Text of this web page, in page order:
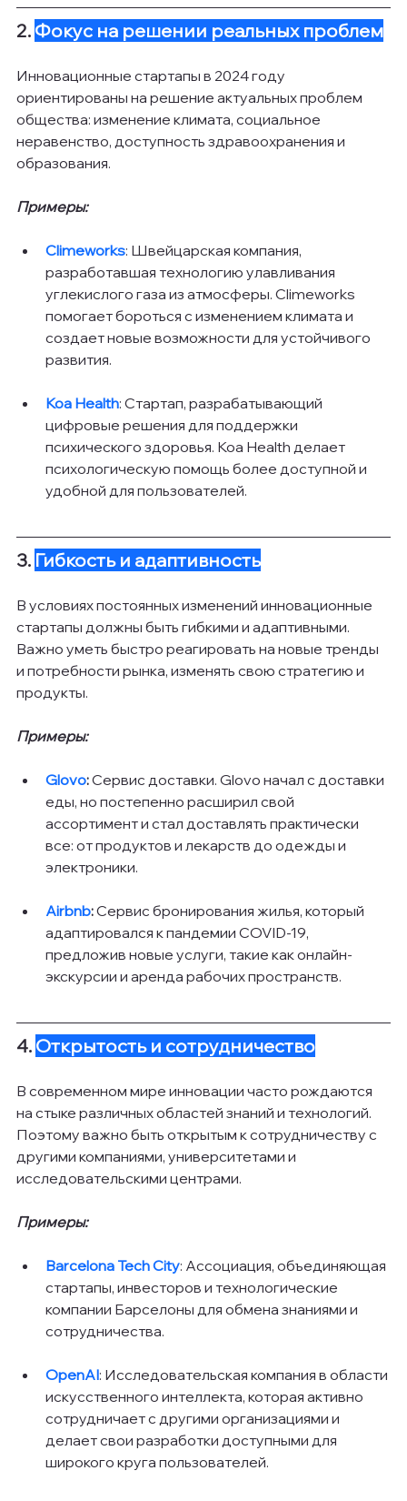
2. Фокус на решении реальных проблем
Инновационные стартапы в 2024 году
ориентированы на решение актуальных проблем
общества: изменение климата, социальное
неравенство, доступность здравоохранения и
образования.
Примеры:
Climeworks: Швейцарская компания,
разработавшая технологию улавливания
углекислого газа из атмосферы. Climeworks
помогает бороться с изменением климата и
создает новые возможности для устойчивого
развития.
Koa Health: Стартап, разрабатывающий
цифровые решения для поддержки
психического здоровья. Koa Health делает
психологическую помощь более доступной и
удобной для пользователей.
3. Гибкость и адаптивность
В условиях постоянных изменений инновационные
стартапы должны быть гибкими и адаптивными.
Важно уметь быстро реагировать на новые тренды
и потребности рынка, изменять свою стратегию и
продукты.
Примеры:
Glovo: Сервис доставки. Glovo начал с доставки
еды, но постепенно расширил свой
ассортимент и стал доставлять практически
все: от продуктов и лекарств до одежды и
электроники.
Airbnb: Сервис бронирования жилья, который
адаптировался к пандемии COVID-19,
предложив новые услуги, такие как онлайн-
экскурсии и аренда рабочих пространств.
4. Открытость и сотрудничество
В современном мире инновации часто рождаются
на стыке различных областей знаний и технологий.
Поэтому важно быть открытым к сотрудничеству с
другими компаниями, университетами и
исследовательскими центрами.
Примеры:
Barcelona Tech City: Ассоциация, объединяющая
стартапы, инвесторов и технологические
компании Барселоны для обмена знаниями и
сотрудничества.
OpenAI: Исследовательская компания в области
искусственного интеллекта, которая активно
сотрудничает с другими организациями и
делает свои разработки доступными для
широкого круга пользователей.